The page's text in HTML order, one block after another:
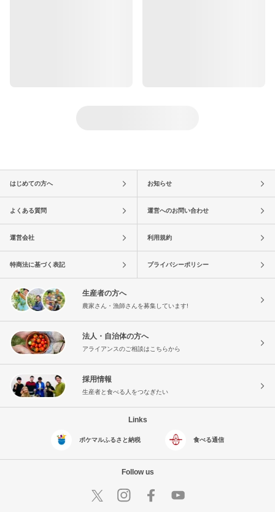
はじめての方へ お知らせ
よくある質問 運営へのお問い合わせ
運営会社 利用規約
特商法に基づく表記 プライバシーポリシー
生産者の方へ
農家さん・漁師さんを募集しています!
法人・自治体の方へ
アライアンスのご相談はこちらから
採用情報
生産者と食べる人をつなぎたい
Links
ポケマルふるさと納税 食べる通信
Follow us